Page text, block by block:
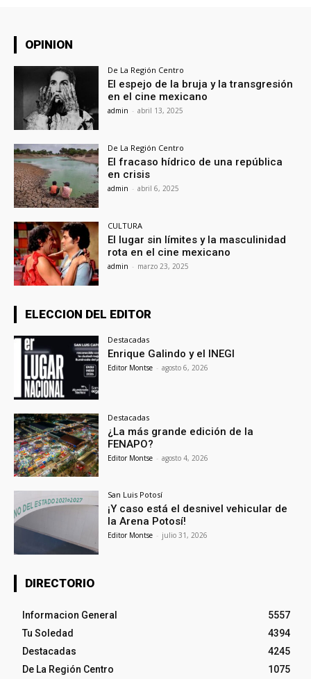
OPINION
De La Región Centro
El espejo de la bruja y la transgresión
en el cine mexicano
admin - abril 13, 2025
De La Región Centro
El fracaso hídrico de una república
en crisis
admin - abril 6, 2025
CULTURA
El lugar sin límites y la masculinidad
rota en el cine mexicano
admin - marzo 23, 2025
ELECCION DEL EDITOR
Destacadas
Enrique Galindo y el INEGI
Editor Montse - agosto 6, 2026
Destacadas
¿La más grande edición de la
FENAPO?
Editor Montse - agosto 4, 2026
San Luis Potosí
¡Y caso está el desnivel vehicular de
la Arena Potosí!
Editor Montse - julio 31, 2026
DIRECTORIO
Informacion General
5557
Tu Soledad
4394
Destacadas
4245
De La Región Centro
1075